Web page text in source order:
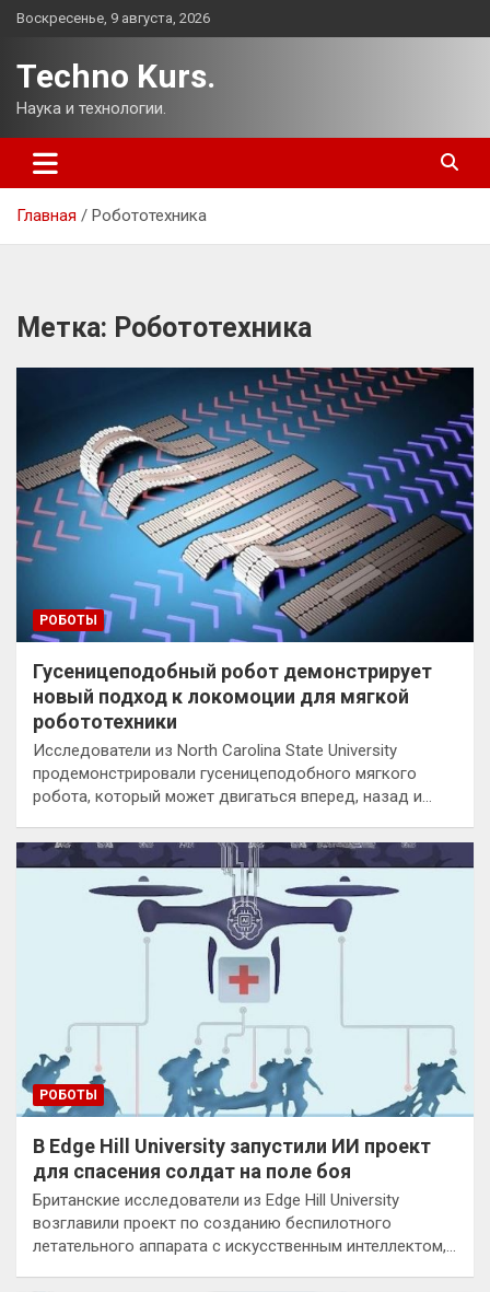
Перейти
Воскресенье, 9 августа, 2026
Techno Kurs.
Наука и технологии.
Главная Робототехника
Метка: Робототехника
РОБОТЫ
Гусеницеподобный робот демонстрирует
новый подход к локомоции для мягкой
робототехники
Исследователи из North Carolina State University
продемонстрировали гусеницеподобного мягкого
робота, который может двигаться вперед, назад и…
РОБОТЫ
В Edge Hill University запустили ИИ проект
для спасения солдат на поле боя
Британские исследователи из Edge Hill University
возглавили проект по созданию беспилотного
летательного аппарата с искусственным интеллектом,…